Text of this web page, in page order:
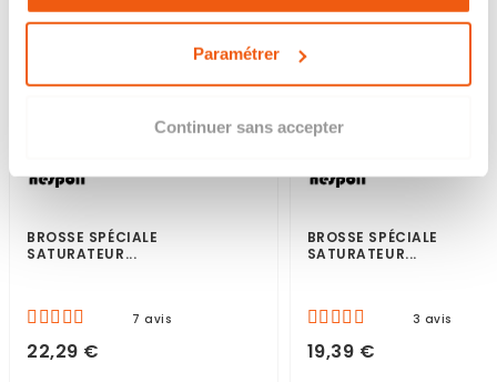
Paramétrer
Continuer sans accepter
BROSSE SPÉCIALE
SATURATEUR...
7 avis
22,29 €
BROSSE SPÉCIALE
SATURATEUR...
3 avis
19,39 €